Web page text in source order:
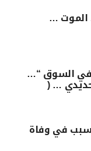
الموت …
في السوق “…
… (
في وفاة